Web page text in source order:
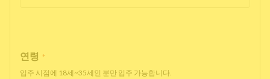
연령 *
입주 시점에 18세~35세인 분만 입주 가능합니다.